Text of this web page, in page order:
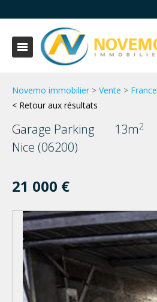
Novemo immobilier > Vente > France
< Retour aux résultats
Garage Parking 13m2
Nice (06200)
21 000 €